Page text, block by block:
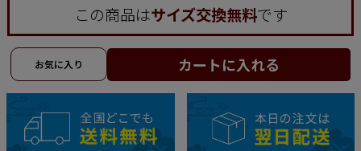
この商品はサイズ交換無料です
カートに入れる